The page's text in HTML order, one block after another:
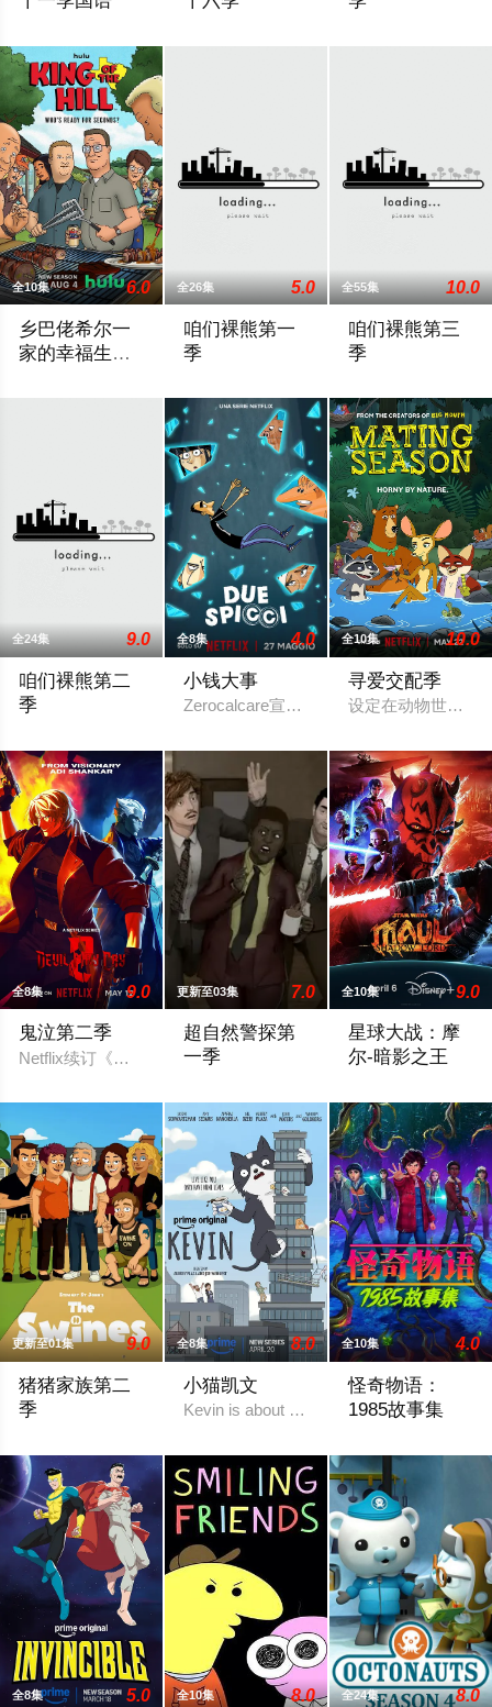
全10集 6.0
乡巴佬希尔一
家的幸福生活
全26集 5.0
咱们裸熊第一
季
全55集 10.0
咱们裸熊第三
季
全24集 9.0
咱们裸熊第二
季
全8集 4.0
小钱大事
Zerocalcare宣布推出Netflix上的全新动画
全10集 10.0
寻爱交配季
设定在动物世界，
全8集 9.0
鬼泣第二季
Netflix续订《鬼泣》第二季。
更新至03集 7.0
超自然警探第
一季
全10集 9.0
星球大战：摩
尔-暗影之王
更新至01集 9.0
猪猪家族第二
季
全8集 8.0
小猫凯文
Kevin is about a life-long housecat who
全10集 4.0
怪奇物语：
1985故事集
全8集 5.0 全10集 8.0 全24集 8.0